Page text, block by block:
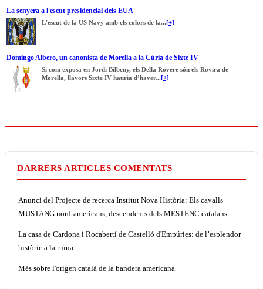
La senyera a l'escut presidencial dels EUA
L'escut de la US Navy amb els colors de la...[+]
Domingo Albero, un canonista de Morella a la Cúria de Sixte IV
Si com exposa en Jordi Bilbeny, els Della Rovere són els Rovira de
Morella, llavors Sixte IV hauria d’haver...[+]
DARRERS ARTICLES COMENTATS
Anunci del Projecte de recerca Institut Nova Història: Els cavalls
MUSTANG nord-americans, descendents dels MESTENC catalans
La casa de Cardona i Rocabertí de Castelló d'Empúries: de l’esplendor
històric a la ruïna
Més sobre l'origen català de la bandera americana